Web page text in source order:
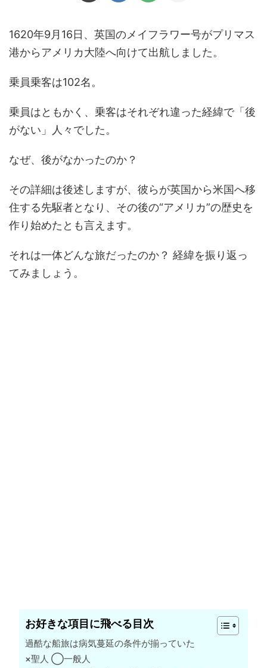
1620年9月16日、英国のメイフラワー号がプリマス
港からアメリカ大陸へ向けて出航しました。
乗員乗客は102名。
乗員はともかく、乗客はそれぞれ違った経緯で「後
がない」人々でした。
なぜ、後がなかったのか？
その詳細は後述しますが、彼らが英国から米国へ移
住する先駆者となり、その後の“アメリカ”の歴史を
作り始めたとも言えます。
それは一体どんな旅だったのか？ 経緯を振り返っ
てみましょう。
お好きな項目に飛べる目次
過酷な船旅は病気蔓延の条件が揃っていた
×聖人 ◯一般人